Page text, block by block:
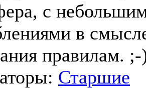
с
в
правилам.
Старшие